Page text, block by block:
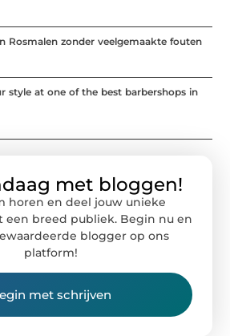
Rosmalen zonder veelgemaakte fouten
style at one of the best barbershops in
met bloggen!
horen en deel jouw unieke
een breed publiek. Begin nu en
blogger op ons
platform!
met schrijven